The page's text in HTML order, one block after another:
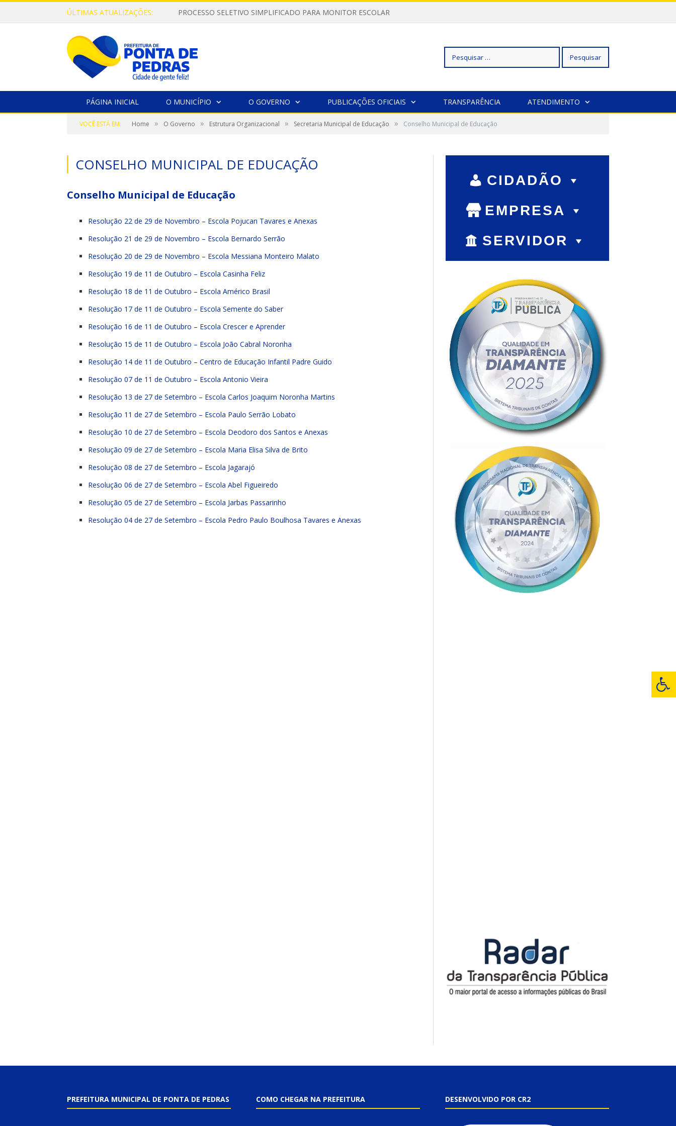
ÚLTIMAS ATUALIZAÇÕES: PROCESSO SELETIVO SIMPLIFICADO PARA MONITOR ESCOLAR
Pesquisar
por:
PÁGINA INICIAL O MUNICÍPIO O GOVERNO PUBLICAÇÕES OFICIAIS TRANSPARÊNCIA ATENDIMENTO
VOCÊ ESTÁ EM: Home » O Governo » Estrutura Organizacional » Secretaria Municipal de Educação » Conselho Municipal de Educação
CONSELHO MUNICIPAL DE EDUCAÇÃO
Conselho Municipal de Educação
Resolução 22 de 29 de Novembro – Escola Pojucan Tavares e Anexas
Resolução 21 de 29 de Novembro – Escola Bernardo Serrão
Resolução 20 de 29 de Novembro – Escola Messiana Monteiro Malato
Resolução 19 de 11 de Outubro – Escola Casinha Feliz
Resolução 18 de 11 de Outubro – Escola Américo Brasil
Resolução 17 de 11 de Outubro – Escola Semente do Saber
Resolução 16 de 11 de Outubro – Escola Crescer e Aprender
Resolução 15 de 11 de Outubro – Escola João Cabral Noronha
Resolução 14 de 11 de Outubro – Centro de Educação Infantil Padre Guido
Resolução 07 de 11 de Outubro – Escola Antonio Vieira
Resolução 13 de 27 de Setembro – Escola Carlos Joaquim Noronha Martins
Resolução 11 de 27 de Setembro – Escola Paulo Serrão Lobato
Resolução 10 de 27 de Setembro – Escola Deodoro dos Santos e Anexas
Resolução 09 de 27 de Setembro – Escola Maria Elisa Silva de Brito
Resolução 08 de 27 de Setembro – Escola Jagarajó
Resolução 06 de 27 de Setembro – Escola Abel Figueiredo
Resolução 05 de 27 de Setembro – Escola Jarbas Passarinho
Resolução 04 de 27 de Setembro – Escola Pedro Paulo Boulhosa Tavares e Anexas
CIDADÃO
EMPRESA
SERVIDOR
PREFEITURA MUNICIPAL DE PONTA DE PEDRAS COMO CHEGAR NA PREFEITURA DESENVOLVIDO POR CR2